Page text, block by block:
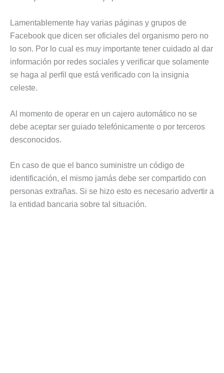
Lamentablemente hay varias páginas y grupos de
Facebook que dicen ser oficiales del organismo pero no
lo son. Por lo cual es muy importante tener cuidado al dar
información por redes sociales y verificar que solamente
se haga al perfil que está verificado con la insignia
celeste.
Al momento de operar en un cajero automático no se
debe aceptar ser guiado telefónicamente o por terceros
desconocidos.
En caso de que el banco suministre un código de
identificación, el mismo jamás debe ser compartido con
personas extrañas. Si se hizo esto es necesario advertir a
la entidad bancaria sobre tal situación.